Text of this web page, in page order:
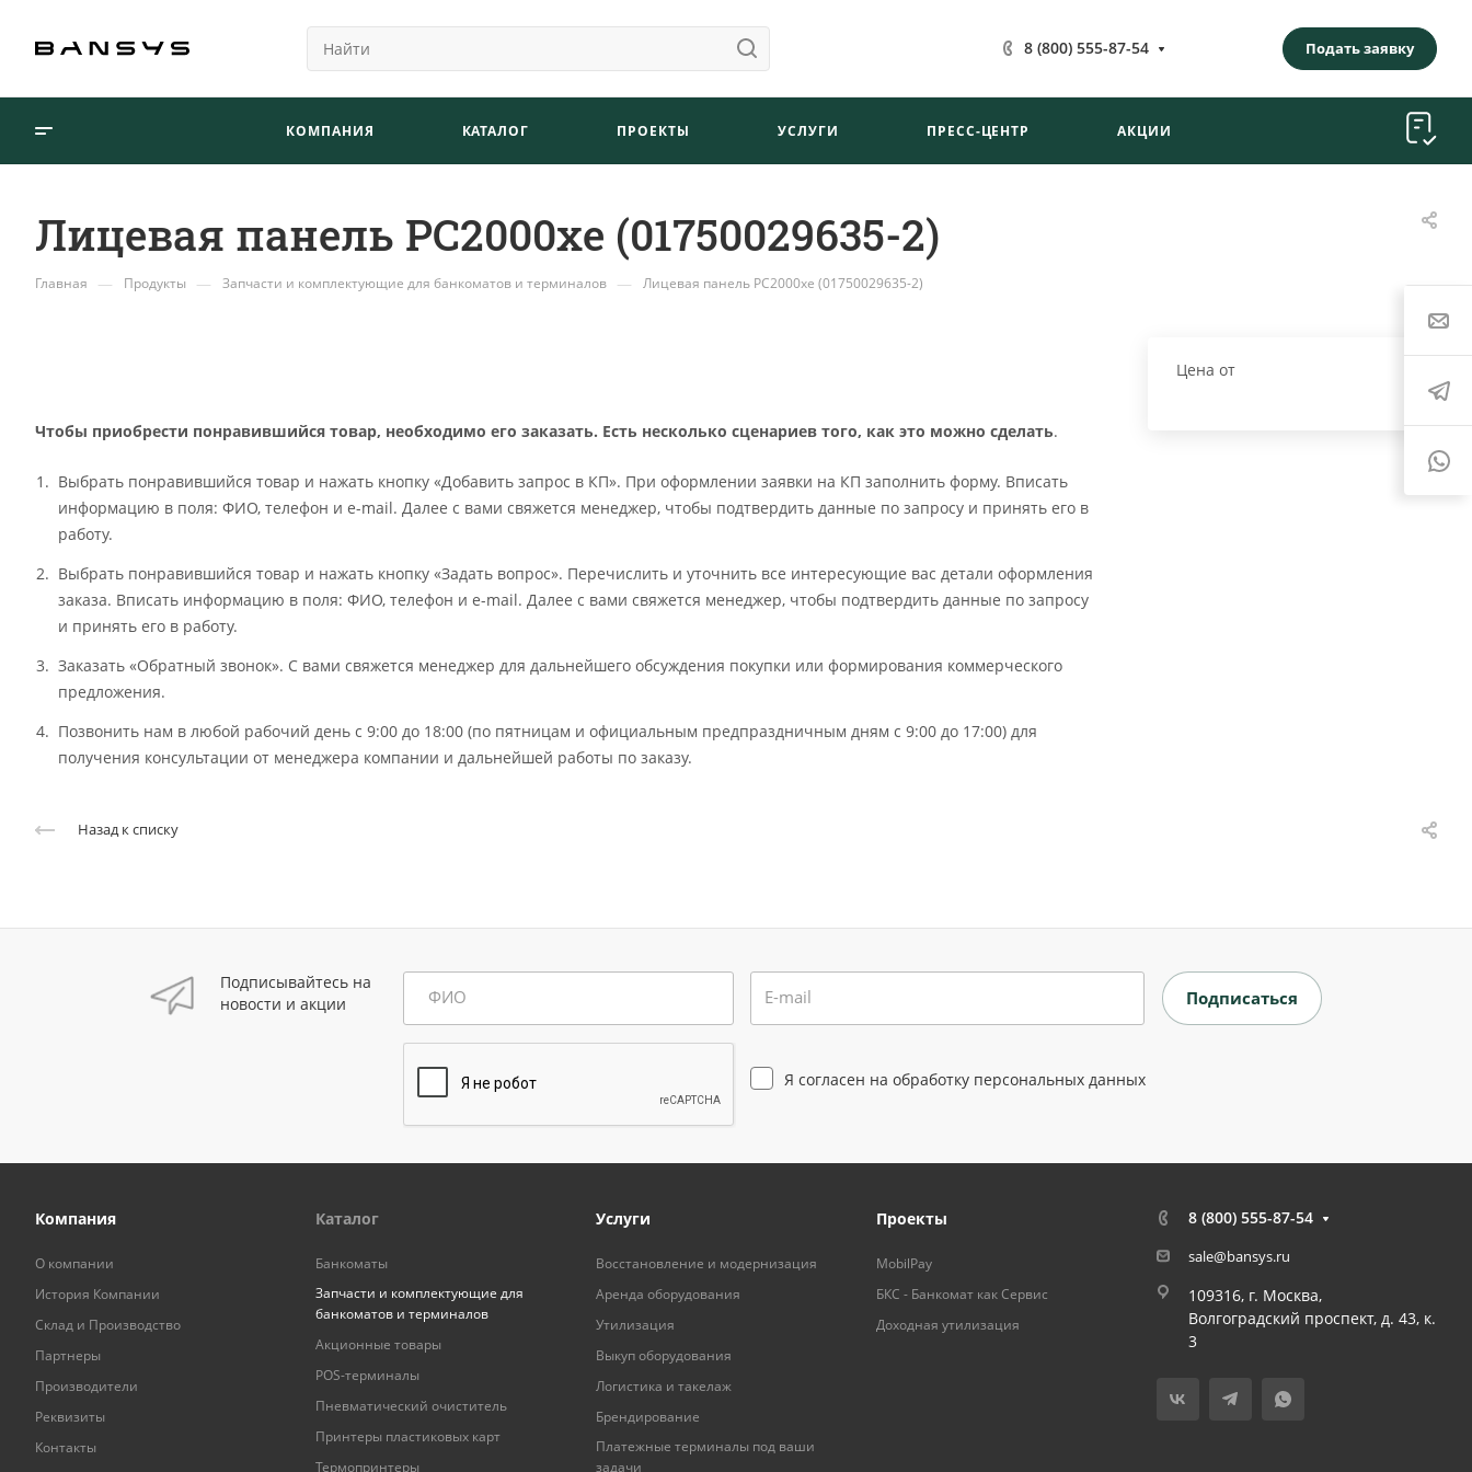
8 (800) 555-87-54 Подать заявку
КОМПАНИЯ КАТАЛОГ ПРОЕКТЫ УСЛУГИ ПРЕСС-ЦЕНТР АКЦИИ
Лицевая панель РС2000хе (01750029635-2)
Главная — Продукты — Запчасти и комплектующие для банкоматов и терминалов — Лицевая панель РС2000хе (01750029635-2)
Цена от
Чтобы приобрести понравившийся товар, необходимо его заказать. Есть несколько сценариев того, как это можно сделать.
Выбрать понравившийся товар и нажать кнопку «Добавить запрос в КП». При оформлении заявки на КП заполнить форму. Вписать
информацию в поля: ФИО, телефон и e-mail. Далее с вами свяжется менеджер, чтобы подтвердить данные по запросу и принять его в
работу.
Выбрать понравившийся товар и нажать кнопку «Задать вопрос». Перечислить и уточнить все интересующие вас детали оформления
заказа. Вписать информацию в поля: ФИО, телефон и e-mail. Далее с вами свяжется менеджер, чтобы подтвердить данные по запросу
и принять его в работу.
Заказать «Обратный звонок». С вами свяжется менеджер для дальнейшего обсуждения покупки или формирования коммерческого
предложения.
Позвонить нам в любой рабочий день с 9:00 до 18:00 (по пятницам и официальным предпраздничным дням с 9:00 до 17:00) для
получения консультации от менеджера компании и дальнейшей работы по заказу.
Назад к списку
Подписывайтесь на
новости и акции
ФИО E-mail
Я согласен на обработку персональных данных
Компания
О компании
История Компании
Склад и Производство
Партнеры
Производители
Реквизиты
Контакты
Каталог
Банкоматы
Запчасти и комплектующие для
банкоматов и терминалов
Акционные товары
POS-терминалы
Пневматический очиститель
Принтеры пластиковых карт
Термопринтеры
Услуги
Восстановление и модернизация
Аренда оборудования
Утилизация
Выкуп оборудования
Логистика и такелаж
Брендирование
Платежные терминалы под ваши
задачи
Проекты
MobilPay
БКС - Банкомат как Сервис
Доходная утилизация
8 (800) 555-87-54
sale@bansys.ru
109316, г. Москва,
Волгоградский проспект, д. 43, к.
3